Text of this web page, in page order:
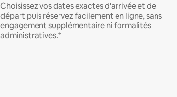
Choisissez vos dates exactes d'arrivée et de
départ puis réservez facilement en ligne, sans
engagement supplémentaire ni formalités
administratives.*